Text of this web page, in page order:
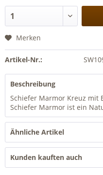
Merken
Artikel-Nr.:
Beschreibung
Schiefer Marmor Kreuz mit
Schiefer Marmor ist ein
Ähnliche Artikel
Kunden kauften auch